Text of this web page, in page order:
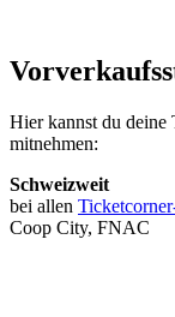
Hier kannst du deine
mitnehmen:
Schweizweit
bei allen
Coop City, FNAC